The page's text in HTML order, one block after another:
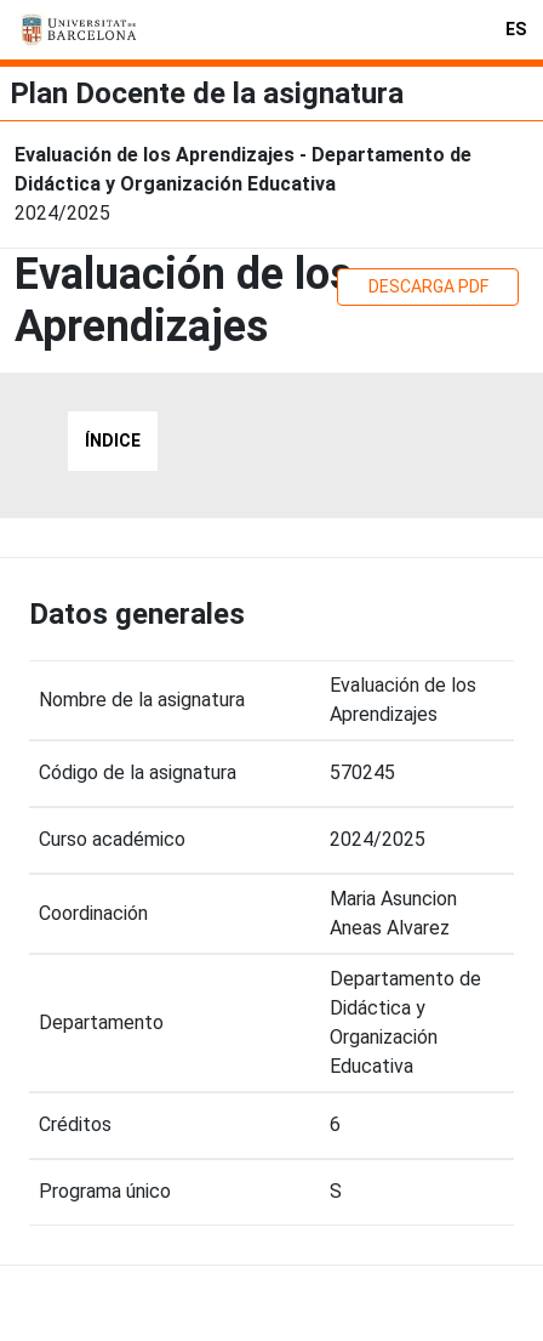
ES
Plan Docente de la asignatura
Evaluación de los Aprendizajes - Departamento de
Didáctica y Organización Educativa
2024/2025
Evaluación de los
Aprendizajes
DESCARGA PDF
ÍNDICE
Datos generales
Nombre de la asignatura
Evaluación de los
Aprendizajes
Código de la asignatura 570245
Curso académico 2024/2025
Coordinación
Maria Asuncion
Aneas Alvarez
Departamento
Departamento de
Didáctica y
Organización
Educativa
Créditos 6
Programa único S